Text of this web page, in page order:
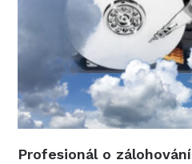
Profesionál o zálohování